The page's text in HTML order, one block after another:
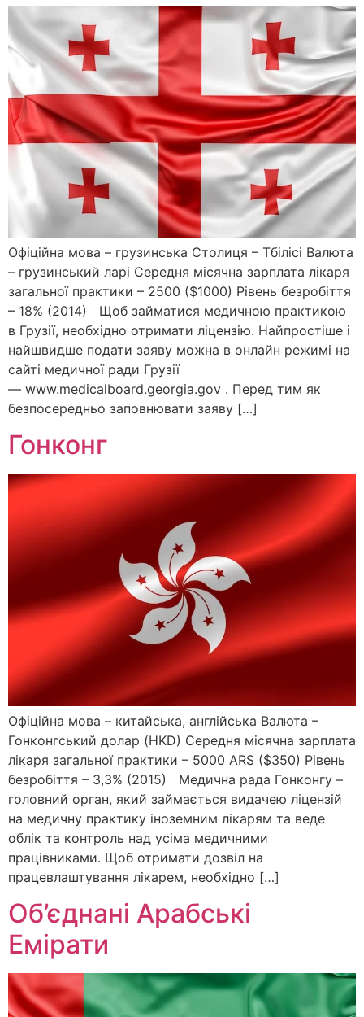
Офіційна мова – грузинська Столиця – Тбілісі Валюта
– грузинський ларі Середня місячна зарплата лікаря
загальної практики – 2500 ($1000) Рівень безробіття
– 18% (2014) Щоб займатися медичною практикою
в Грузії, необхідно отримати ліцензію. Найпростіше і
найшвидше подати заяву можна в онлайн режимі на
сайті медичної ради Грузії
— www.medicalboard.georgia.gov . Перед тим як
безпосередньо заповнювати заяву […]
Гонконг
Офіційна мова – китайська, англійська Валюта –
Гонконгський долар (HKD) Середня місячна зарплата
лікаря загальної практики – 5000 ARS ($350) Рівень
безробіття – 3,3% (2015) Медична рада Гонконгу –
головний орган, який займається видачею ліцензій
на медичну практику іноземним лікарям та веде
облік та контроль над усіма медичними
працівниками. Щоб отримати дозвіл на
працевлаштування лікарем, необхідно […]
Об’єднані Арабські
Емірати